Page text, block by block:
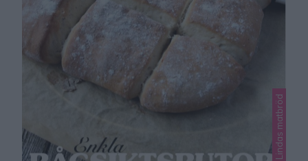
Lindas matbröd